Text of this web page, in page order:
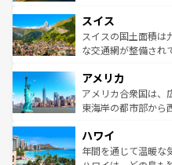
れる地方に足を運ぶ
きるだろ
を参照してほしい。
は、お酒好きな人にはぜひ
ドイツ情報はコンテ
リアごとに異なる魅
ティー、ビール好き
戦など、本場だから
ンツ一覧を参照して
スイス
スイスの国土面積は
な交通網が整備され
の建物がそのまま残
博物館もあり、アル
ことができる。国民
ば市内交通費無料で観光
着のスイス情報はコ
アメリカ
アメリカ合衆国は、
東海岸の都市部から
のような巨大都市は
ンメントが詰まった
ハワイ
年間を通じて温暖な